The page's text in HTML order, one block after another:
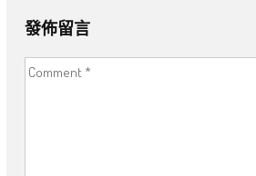
發佈留言